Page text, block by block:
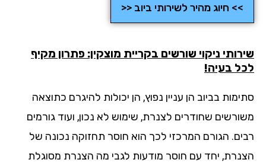
>> חיוג מהיר לשירותי ביוב <<
ניקוי שורשים בקריית מוצקין: פתרון מקיף
בעיה!
בביוב הן עניין נפוץ, הן יכולות להיגרם כתוצאה
שחודרים לצנרת, שימוש לא נכון, ועוד גורמים
הגורם המרכזי לכך הוא חוסר תחזוקה נכונה של
יחד עם חוסר מודעות לגבי מה הצנרת מסוגלת